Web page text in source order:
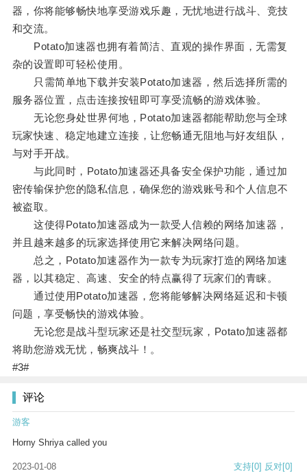
器，你将能够畅快地享受游戏乐趣，无忧地进行战斗、竞技
和交流。
Potato加速器也拥有着简洁、直观的操作界面，无需复
杂的设置即可轻松使用。
只需简单地下载并安装Potato加速器，然后选择所需的
服务器位置，点击连接按钮即可享受流畅的游戏体验。
无论您身处世界何地，Potato加速器都能帮助您与全球
玩家快速、稳定地建立连接，让您畅通无阻地与好友组队，
与对手开战。
与此同时，Potato加速器还具备安全保护功能，通过加
密传输保护您的隐私信息，确保您的游戏账号和个人信息不
被盗取。
这使得Potato加速器成为一款受人信赖的网络加速器，
并且越来越多的玩家选择使用它来解决网络问题。
总之，Potato加速器作为一款专为玩家打造的网络加速
器，以其稳定、高速、安全的特点赢得了玩家们的青睐。
通过使用Potato加速器，您将能够解决网络延迟和卡顿
问题，享受畅快的游戏体验。
无论您是战斗型玩家还是社交型玩家，Potato加速器都
将助您游戏无忧，畅爽战斗！。
#3#
评论
游客
Horny Shriya called you
2023-01-08 支持[0] 反对[0]